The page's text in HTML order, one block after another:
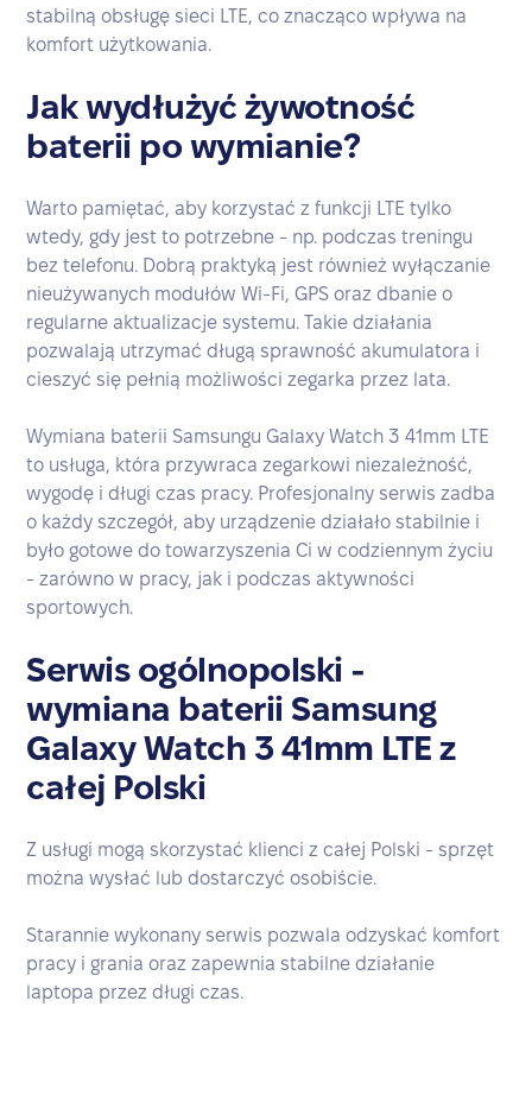
stabilną obsługę sieci LTE, co znacząco wpływa na
komfort użytkowania.
Jak wydłużyć żywotność
baterii po wymianie?
Warto pamiętać, aby korzystać z funkcji LTE tylko
wtedy, gdy jest to potrzebne - np. podczas treningu
bez telefonu. Dobrą praktyką jest również wyłączanie
nieużywanych modułów Wi-Fi, GPS oraz dbanie o
regularne aktualizacje systemu. Takie działania
pozwalają utrzymać długą sprawność akumulatora i
cieszyć się pełnią możliwości zegarka przez lata.
Wymiana baterii Samsungu Galaxy Watch 3 41mm LTE
to usługa, która przywraca zegarkowi niezależność,
wygodę i długi czas pracy. Profesjonalny serwis zadba
o każdy szczegół, aby urządzenie działało stabilnie i
było gotowe do towarzyszenia Ci w codziennym życiu
- zarówno w pracy, jak i podczas aktywności
sportowych.
Serwis ogólnopolski -
wymiana baterii Samsung
Galaxy Watch 3 41mm LTE z
całej Polski
Z usługi mogą skorzystać klienci z całej Polski - sprzęt
można wysłać lub dostarczyć osobiście.
Starannie wykonany serwis pozwala odzyskać komfort
pracy i grania oraz zapewnia stabilne działanie
laptopa przez długi czas.